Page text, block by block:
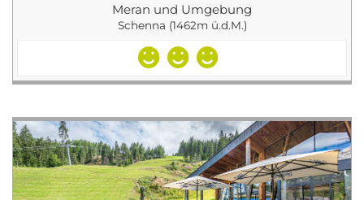
Meran und Umgebung
Schenna (1462m ü.d.M.)